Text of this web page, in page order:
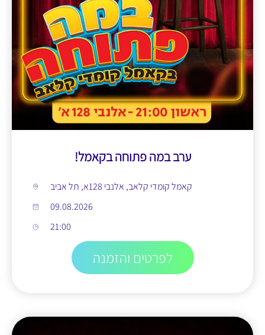
ערב במה פתוחה בקאמל!
קאמל קומדי קלאב, אלנבי 128א, תל אביב
09.08.2026
21:00
לפרטים והזמנה